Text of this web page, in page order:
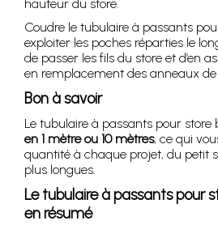
hauteur du store.
Coudre le tubulaire à passants
exploiter les poches réparties le
de passer les fils du store et d’en
en remplacement des anneaux de
Bon à savoir
Le tubulaire à passants pour store
en 1 mètre ou 10 mètres, ce qui
quantité à chaque projet, du petit
plus longues.
Le tubulaire à passants pour
en résumé